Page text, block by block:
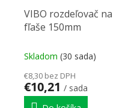
VIBO rozdeľovač na
fľaše 150mm
Skladom (30 sada)
€8,30 bez DPH
€10,21 / sada